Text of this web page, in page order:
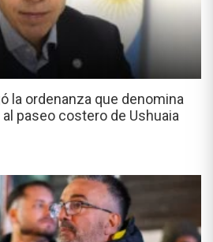
la ordenanza que denomina
paseo costero de Ushuaia